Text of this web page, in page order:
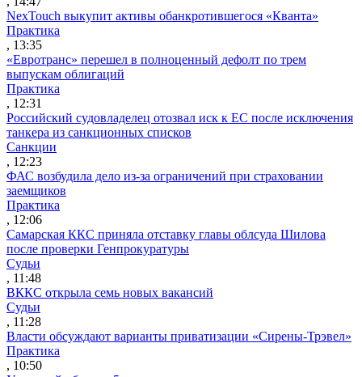
NexTouch выкупит активы обанкротившегося «Кванта»
Практика
, 13:35
«Евротранс» перешел в полноценный дефолт по трем
выпускам облигаций
Практика
, 12:31
Российский судовладелец отозвал иск к ЕС после исключения
танкера из санкционных списков
Санкции
, 12:23
ФАС возбудила дело из-за ограничений при страховании
заемщиков
Практика
, 12:06
Самарская ККС приняла отставку главы облсуда Шилова
после проверки Генпрокуратуры
Судьи
, 11:48
ВККС открыла семь новых вакансий
Судьи
, 11:28
Власти обсуждают варианты приватизации «Сирены-Трэвел»
Практика
, 10:50